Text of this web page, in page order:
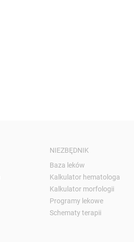
NIEZBĘDNIK
Baza leków
Kalkulator hematologa
Kalkulator morfologii
Programy lekowe
Schematy terapii